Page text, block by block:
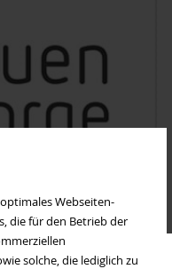
Webseiten-
die für den Betrieb der
solche, die lediglich zu